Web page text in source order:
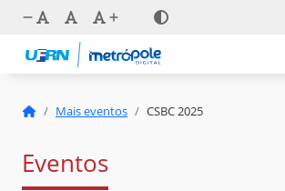
Mais eventos CSBC 2025
Eventos